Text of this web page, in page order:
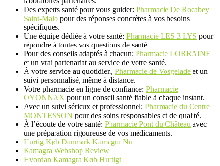
Des experts santé pour vous guider: Pharmacie De Rocabey
Saint-Malo pour des réponses concrètes à vos besoins
spécifiques.
Une équipe dédiée à votre santé: Pharmacie LES 3 LYS pour
répondre à toutes vos questions de santé.
Pour des conseils adaptés à chacun: Pharmacie LORRAINE
et un vrai partenariat au service de votre santé.
À votre service au quotidien, Pharmacie de Vosgelade et un
suivi personnalisé, même à distance.
Votre pharmacie en ligne de confiance: Pharmacie
OYONNAX pour un conseil santé fiable à chaque instant.
Avec un suivi sérieux et professionnel: Pharmacie du Centre
MONTESSON pour des soins responsables et de qualité.
À l’écoute de votre santé: Pharmacie Pont du Château avec
une préparation rigoureuse de vos médicaments.
Hurtig Køb Danmark Kamagra Nu
Kamagra Webshop Review
Hvordan Kamagra Køb Hurtigt